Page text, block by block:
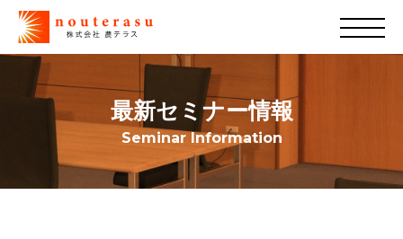
最新セミナー情報
Seminar Information